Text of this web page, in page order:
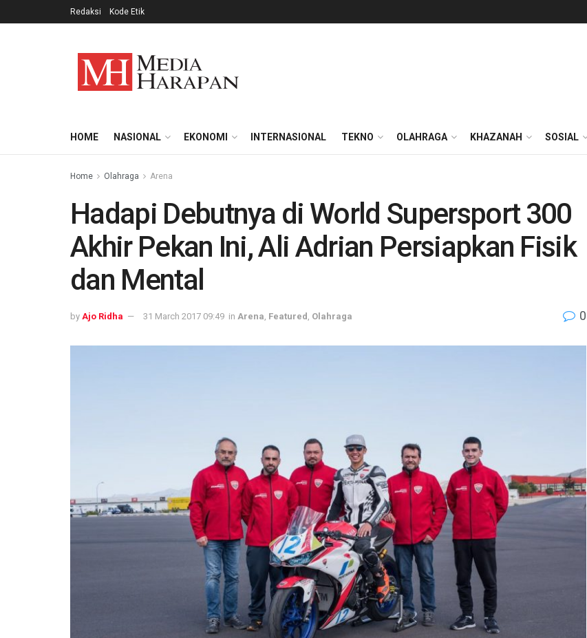
Redaksi Kode Etik
HOME NASIONAL EKONOMI INTERNASIONAL TEKNO OLAHRAGA KHAZANAH SOSIAL
Home Olahraga Arena
Hadapi Debutnya di World Supersport 300
Akhir Pekan Ini, Ali Adrian Persiapkan Fisik
dan Mental
by Ajo Ridha 31 March 2017 09:49 in Arena Featured Olahraga 0